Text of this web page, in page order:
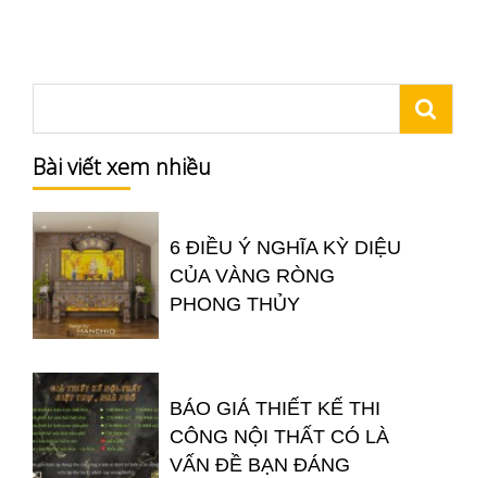
Bài viết xem nhiều
6 ĐIỀU Ý NGHĨA KỲ DIỆU
CỦA VÀNG RÒNG
PHONG THỦY
BÁO GIÁ THIẾT KẾ THI
CÔNG NỘI THẤT CÓ LÀ
VẤN ĐỀ BẠN ĐÁNG